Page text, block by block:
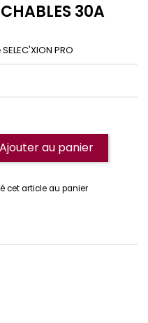
30A
SELEC'XION PRO
Ajouter au panier
cet article au panier